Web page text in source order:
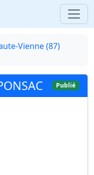
Vienne (87)
Publié